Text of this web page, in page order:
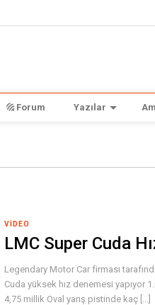
Forum Yazılar
VIDEO
LMC Super Cuda
Legendary Motor Car firması
Cuda yüksek hız denemesi yapıyor
4,75 millik Oval yarış pistinde kaç [...]